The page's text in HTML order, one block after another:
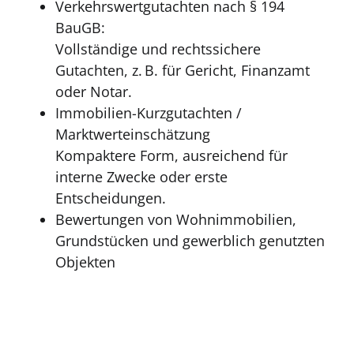
Verkehrswertgutachten nach § 194
BauGB:
Vollständige und rechtssichere
Gutachten, z. B. für Gericht, Finanzamt
oder Notar.
Immobilien-Kurzgutachten /
Marktwerteinschätzung
Kompaktere Form, ausreichend für
interne Zwecke oder erste
Entscheidungen.
Bewertungen von Wohnimmobilien,
Grundstücken und gewerblich genutzten
Objekten